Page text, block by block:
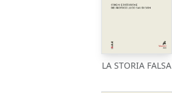
LA STORIA FALSA